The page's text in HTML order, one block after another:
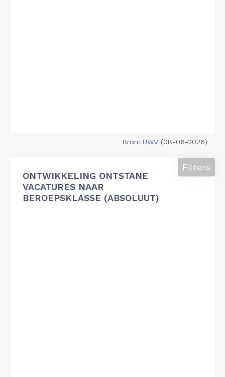
Bron: UWV (08-06-2026)
ONTWIKKELING ONTSTANE
VACATURES NAAR
BEROEPSKLASSE (ABSOLUUT)
Filters